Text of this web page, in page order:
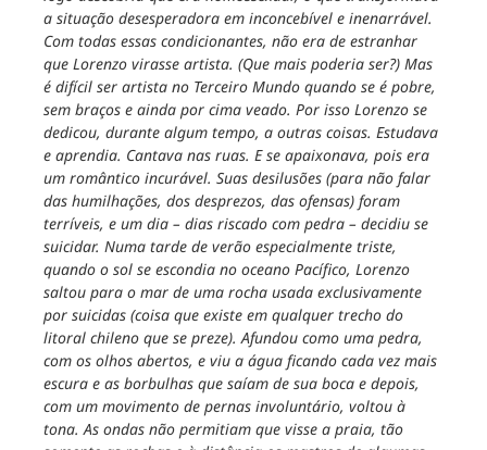
a situação desesperadora em inconcebível e inenarrável.
Com todas essas condicionantes, não era de estranhar
que Lorenzo virasse artista. (Que mais poderia ser?) Mas
é difícil ser artista no Terceiro Mundo quando se é pobre,
sem braços e ainda por cima veado. Por isso Lorenzo se
dedicou, durante algum tempo, a outras coisas. Estudava
e aprendia. Cantava nas ruas. E se apaixonava, pois era
um romântico incurável. Suas desilusões (para não falar
das humilhações, dos desprezos, das ofensas) foram
terríveis, e um dia – dias riscado com pedra – decidiu se
suicidar. Numa tarde de verão especialmente triste,
quando o sol se escondia no oceano Pacífico, Lorenzo
saltou para o mar de uma rocha usada exclusivamente
por suicidas (coisa que existe em qualquer trecho do
litoral chileno que se preze). Afundou como uma pedra,
com os olhos abertos, e viu a água ficando cada vez mais
escura e as borbulhas que saíam de sua boca e depois,
com um movimento de pernas involuntário, voltou à
tona. As ondas não permitiam que visse a praia, tão